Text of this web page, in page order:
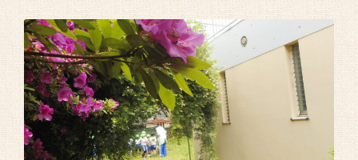
園内施設・アクセス
よくあるご質問